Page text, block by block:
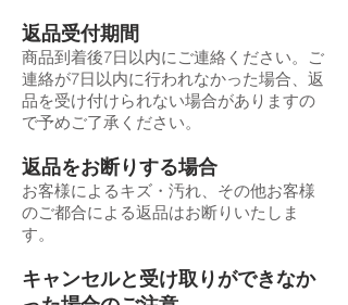
返品受付期間
商品到着後7日以内にご連絡ください。ご
連絡が7日以内に行われなかった場合、返
品を受け付けられない場合がありますの
で予めご了承ください。
返品をお断りする場合
お客様によるキズ・汚れ、その他お客様
のご都合による返品はお断りいたしま
す。
キャンセルと受け取りができなか